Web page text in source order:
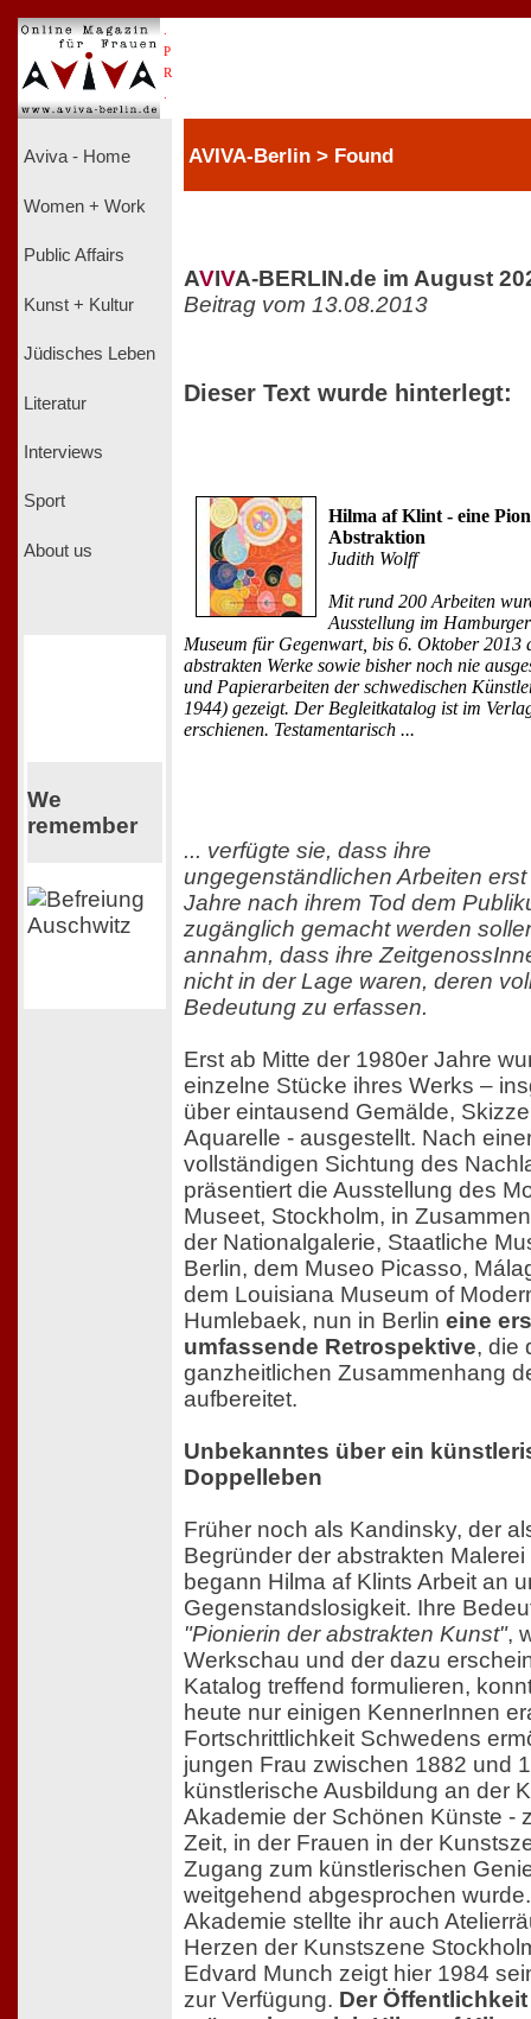
P
R
Aviva - Home
Women + Work
Public Affairs
Kunst + Kultur
Jüdisches Leben
Literatur
Interviews
Sport
About us
We
remember
AVIVA-Berlin > Found
AVIVA-BERLIN.de im August
Beitrag vom 13.08.2013
Dieser Text wurde hinterlegt:
Hilma af Klint - eine
Abstraktion
Judith Wolff
Mit rund 200 Arbeiten
Ausstellung im
Museum für Gegenwart, bis 6. Oktober 2013
abstrakten Werke sowie bisher noch nie
und Papierarbeiten der schwedischen
1944) gezeigt. Der Begleitkatalog ist im
erschienen. Testamentarisch ...
... verfügte sie, dass ihre
ungegenständlichen Arbeiten
Jahre nach ihrem Tod dem
zugänglich gemacht werden
annahm, dass ihre
nicht in der Lage waren, deren
Bedeutung zu erfassen.
Erst ab Mitte der 1980er Jahre
einzelne Stücke ihres Werks –
über eintausend Gemälde,
Aquarelle - ausgestellt. Nach
vollständigen Sichtung des
präsentiert die Ausstellung des
Museet, Stockholm, in
der Nationalgalerie, Staatliche
Berlin, dem Museo Picasso,
dem Louisiana Museum of
Humlebaek, nun in Berlin eine
umfassende Retrospektive, die
ganzheitlichen Zusammenhang
aufbereitet.
Unbekanntes über ein
Doppelleben
Früher noch als Kandinsky, der
Begründer der abstrakten Malerei
begann Hilma af Klints Arbeit an
Gegenstandslosigkeit. Ihre
"Pionierin der abstrakten Kunst",
Werkschau und der dazu
Katalog treffend formulieren,
heute nur einigen KennerInnen
Fortschrittlichkeit Schwedens
jungen Frau zwischen 1882 und
künstlerische Ausbildung an der
Akademie der Schönen Künste -
Zeit, in der Frauen in der
Zugang zum künstlerischen
weitgehend abgesprochen
Akademie stellte ihr auch
Herzen der Kunstszene
Edvard Munch zeigt hier 1984
zur Verfügung. Der Öffentlichkeit